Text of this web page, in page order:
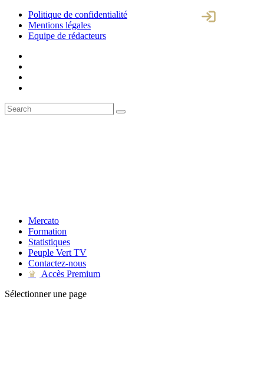
Politique de confidentialité
Mentions légales
Equipe de rédacteurs
Mercato
Formation
Statistiques
Peuple Vert TV
Contactez-nous
♛
Accès Premium
Sélectionner une page